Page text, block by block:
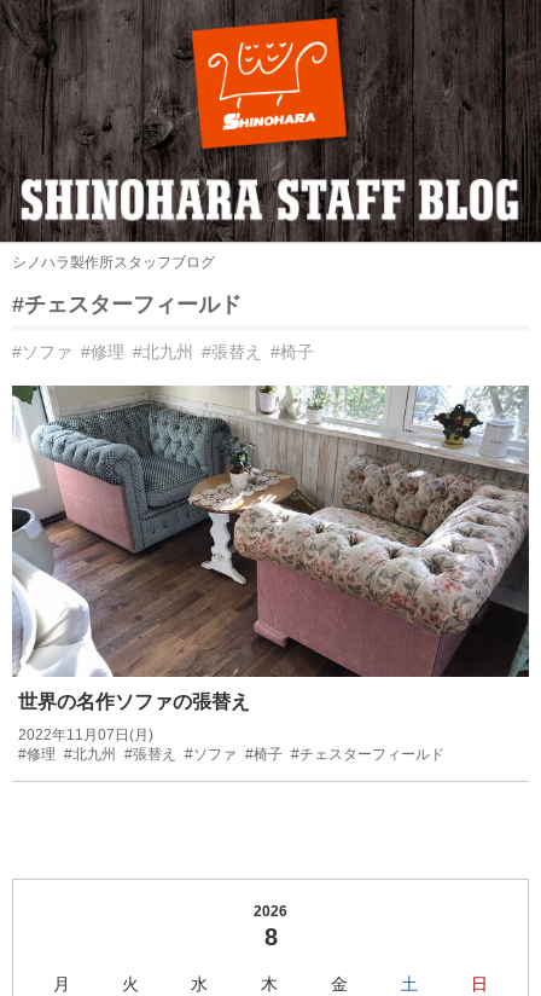
シノハラ製作所スタッフブログ
#チェスターフィールド
#ソファ #修理 #北九州 #張替え #椅子
世界の名作ソファの張替え
2022年11月07日(月)
#修理 #北九州 #張替え #ソファ #椅子 #チェスターフィールド
2026
8
月 火 水 木 金 土
日